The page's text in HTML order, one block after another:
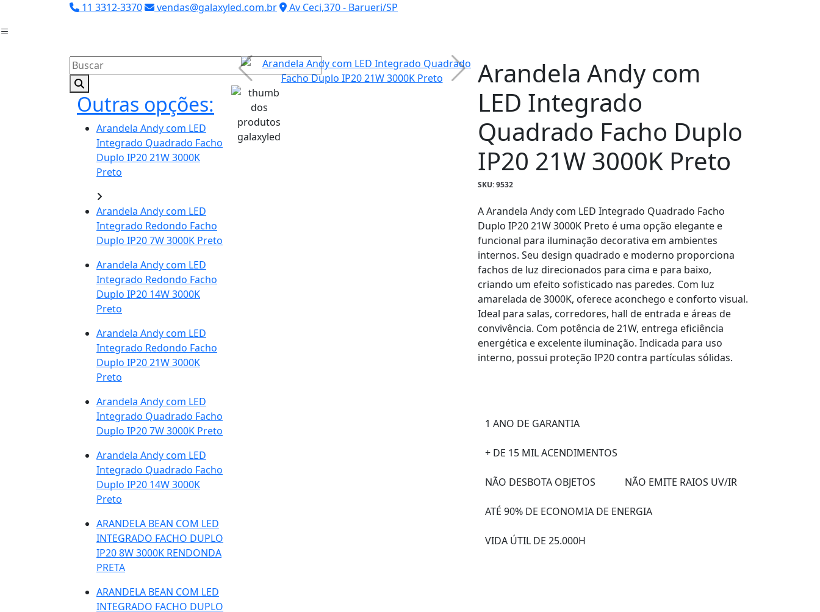
11 3312-3370 vendas@galaxyled.com.br Av Ceci,370 - Barueri/SP
Outras opções:
Arandela Andy com LED
Integrado Quadrado Facho
Duplo IP20 21W 3000K
Preto
Arandela Andy com LED
Integrado Redondo Facho
Duplo IP20 7W 3000K Preto
Arandela Andy com LED
Integrado Redondo Facho
Duplo IP20 14W 3000K
Preto
Arandela Andy com LED
Integrado Redondo Facho
Duplo IP20 21W 3000K
Preto
Arandela Andy com LED
Integrado Quadrado Facho
Duplo IP20 7W 3000K Preto
Arandela Andy com LED
Integrado Quadrado Facho
Duplo IP20 14W 3000K
Preto
ARANDELA BEAN COM LED
INTEGRADO FACHO DUPLO
IP20 8W 3000K RENDONDA
PRETA
ARANDELA BEAN COM LED
INTEGRADO FACHO DUPLO
Arandela Andy com
LED Integrado
Quadrado Facho Duplo
IP20 21W 3000K Preto
SKU: 9532
A Arandela Andy com LED Integrado Quadrado Facho
Duplo IP20 21W 3000K Preto é uma opção elegante e
funcional para iluminação decorativa em ambientes
internos. Seu design quadrado e moderno proporciona
fachos de luz direcionados para cima e para baixo,
criando um efeito sofisticado nas paredes. Com luz
amarelada de 3000K, oferece aconchego e conforto visual.
Ideal para salas, corredores, hall de entrada e áreas de
convivência. Com potência de 21W, entrega eficiência
energética e excelente iluminação. Indicada para uso
interno, possui proteção IP20 contra partículas sólidas.
1 ANO DE GARANTIA
+ DE 15 MIL ACENDIMENTOS
NÃO DESBOTA OBJETOS NÃO EMITE RAIOS UV/IR
ATÉ 90% DE ECONOMIA DE ENERGIA
VIDA ÚTIL DE 25.000H